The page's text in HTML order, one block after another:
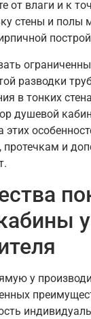
от влаги и к
стены и полы
разводки
в тонких
душевой
этих
протечкам и
у
у